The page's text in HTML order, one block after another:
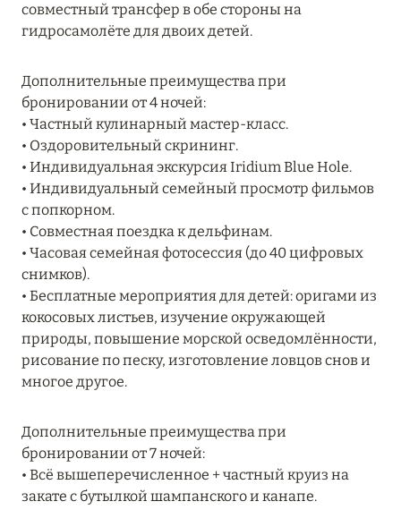
ЦЕНАМ
Подробнее
04 апреля 2025
ATLANTIS THE PALM: НОВЫЙ ПАКЕТ
НАПИТКОВ ДЛЯ HB И FB
Подробнее
13 февраля 2025
MANDARIN ORIENTAL JUMEIRA, DUBAI:
СКИДКИ ДО 30 % ОТ СУММЫ КОНТРАКТА НА
РАЗМЕЩЕНИЕ ВЕСНОЙ
Подробнее
RIXOS PREMIUM SAADIYAT ISLAND ABU DHABI:
КОНЦЕПЦИЯ «ВСЁ ВКЛЮЧЕНО – ВСЁ
ЭКСКЛЮЗИВНО»
совместный трансфер в обе стороны на
гидросамолёте для двоих детей.
Дополнительные преимущества при
бронировании от 4 ночей:
• Частный кулинарный мастер-класс.
• Оздоровительный скрининг.
• Индивидуальная экскурсия Iridium Blue Hole.
• Индивидуальный семейный просмотр фильмов
с попкорном.
• Совместная поездка к дельфинам.
• Часовая семейная фотосессия (до 40 цифровых
снимков).
• Бесплатные мероприятия для детей: оригами из
кокосовых листьев, изучение окружающей
природы, повышение морской осведомлённости,
рисование по песку, изготовление ловцов снов и
многое другое.
Дополнительные преимущества при
бронировании от 7 ночей:
• Всё вышеперечисленное + частный круиз на
закате с бутылкой шампанского и канапе.